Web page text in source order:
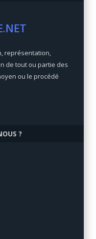
92 / 100
représentation,
de tout ou partie des
ou le procédé
?